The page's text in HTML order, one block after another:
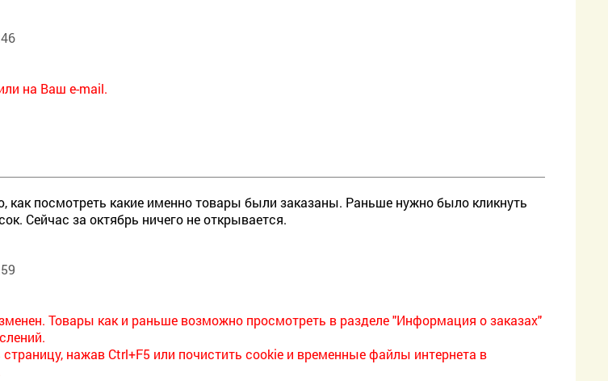
на Ваш e-mail.
как посмотреть какие именно товары были заказаны. Раньше нужно было кликнуть
Сейчас за октябрь ничего не открывается.
Товары как и раньше возможно просмотреть в разделе "Информация о заказах"
страницу, нажав Ctrl+F5 или почистить cookie и временные файлы интернета в